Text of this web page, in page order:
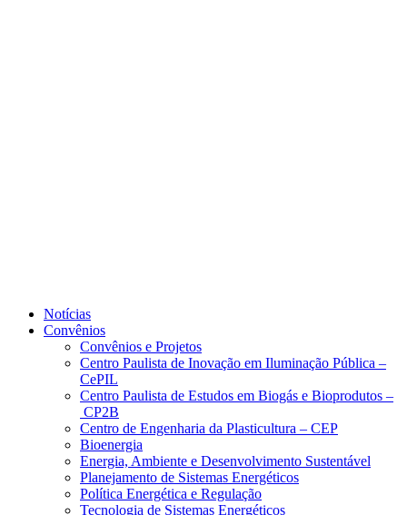
Notícias
Convênios
Convênios e Projetos
Centro Paulista de Inovação em Iluminação Pública –
CePIL
Centro Paulista de Estudos em Biogás e Bioprodutos –
CP2B
Centro de Engenharia da Plasticultura – CEP
Bioenergia
Energia, Ambiente e Desenvolvimento Sustentável
Planejamento de Sistemas Energéticos
Política Energética e Regulação
Tecnologia de Sistemas Energéticos